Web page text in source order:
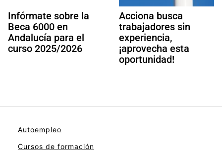
Infórmate sobre la
Beca 6000 en
Andalucía para el
curso 2025/2026
Acciona busca
trabajadores sin
experiencia,
¡aprovecha esta
oportunidad!
Autoempleo
Cursos de formación